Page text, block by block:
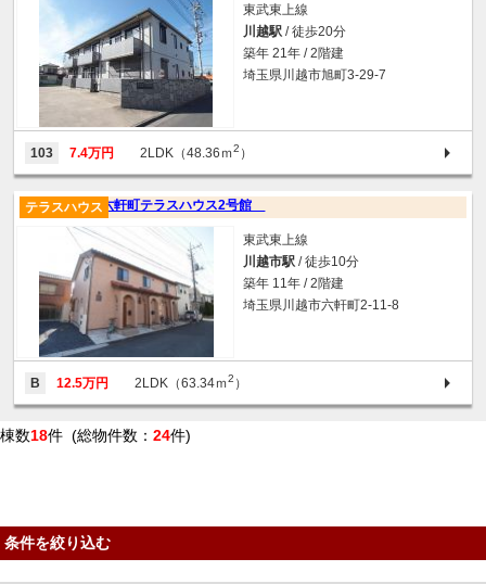
東武東上線
川越駅 / 徒歩20分
築年 21年 / 2階建
埼玉県川越市旭町3-29-7
103 7.4万円 2LDK（48.36ｍ2 ）
六軒町テラスハウス2号館
テラスハウス
東武東上線
川越市駅 / 徒歩10分
築年 11年 / 2階建
埼玉県川越市六軒町2-11-8
B 12.5万円 2LDK（63.34ｍ2 ）
棟数18件 (総物件数： 24件)
条件を絞り込む